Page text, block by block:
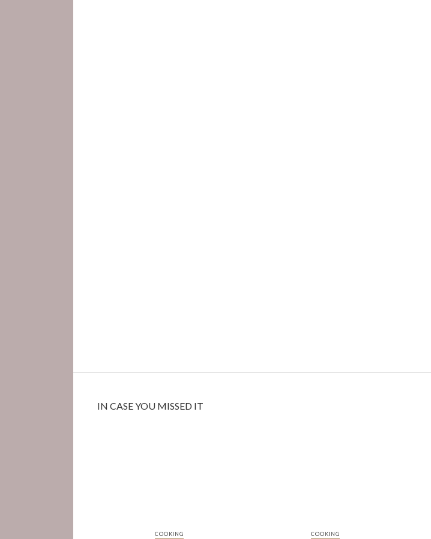
IN CASE YOU MISSED IT
COOKING COOKING